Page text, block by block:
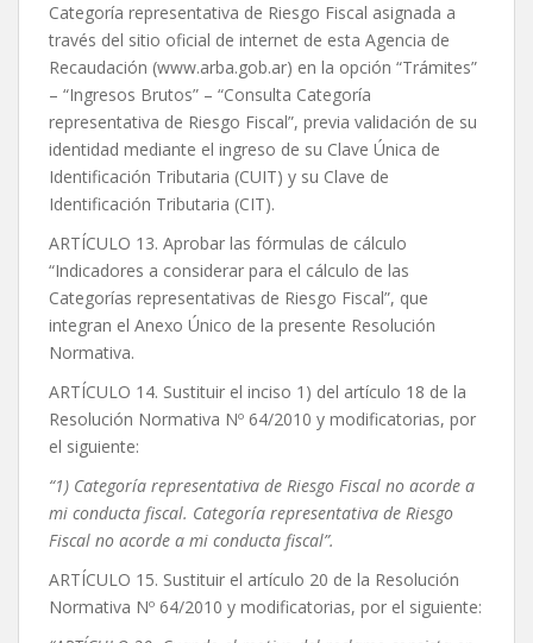
Categoría representativa de Riesgo Fiscal asignada a
través del sitio oficial de internet de esta Agencia de
Recaudación (www.arba.gob.ar) en la opción “Trámites”
– “Ingresos Brutos” – “Consulta Categoría
representativa de Riesgo Fiscal”, previa validación de su
identidad mediante el ingreso de su Clave Única de
Identificación Tributaria (CUIT) y su Clave de
Identificación Tributaria (CIT).
ARTÍCULO 13. Aprobar las fórmulas de cálculo
“Indicadores a considerar para el cálculo de las
Categorías representativas de Riesgo Fiscal”, que
integran el Anexo Único de la presente Resolución
Normativa.
ARTÍCULO 14. Sustituir el inciso 1) del artículo 18 de la
Resolución Normativa Nº 64/2010 y modificatorias, por
el siguiente:
“1) Categoría representativa de Riesgo Fiscal no acorde a
mi conducta fiscal. Categoría representativa de Riesgo
Fiscal no acorde a mi conducta fiscal”.
ARTÍCULO 15. Sustituir el artículo 20 de la Resolución
Normativa Nº 64/2010 y modificatorias, por el siguiente: